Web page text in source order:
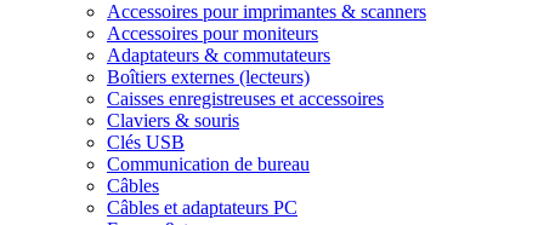
Accessoires pour imprimantes & scanners
Accessoires pour moniteurs
Adaptateurs & commutateurs
Boîtiers externes (lecteurs)
Caisses enregistreuses et accessoires
Claviers & souris
Clés USB
Communication de bureau
Câbles
Câbles et adaptateurs PC